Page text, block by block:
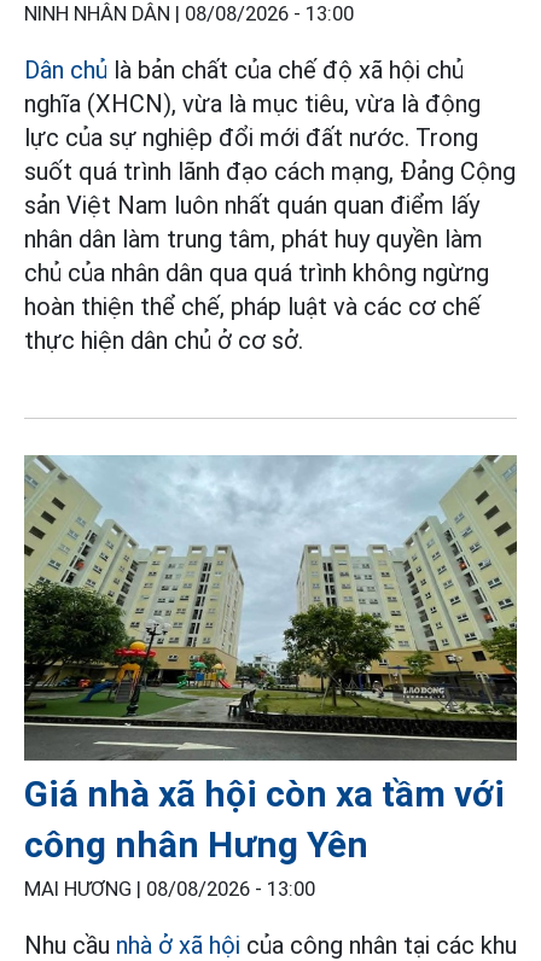
NINH NHÂN DÂN | 08/08/2026 - 13:00
Dân chủ là bản chất của chế độ xã hội chủ
nghĩa (XHCN), vừa là mục tiêu, vừa là động
lực của sự nghiệp đổi mới đất nước. Trong
suốt quá trình lãnh đạo cách mạng, Đảng Cộng
sản Việt Nam luôn nhất quán quan điểm lấy
nhân dân làm trung tâm, phát huy quyền làm
chủ của nhân dân qua quá trình không ngừng
hoàn thiện thể chế, pháp luật và các cơ chế
thực hiện dân chủ ở cơ sở.
Giá nhà xã hội còn xa tầm với
công nhân Hưng Yên
MAI HƯƠNG | 08/08/2026 - 13:00
Nhu cầu nhà ở xã hội của công nhân tại các khu